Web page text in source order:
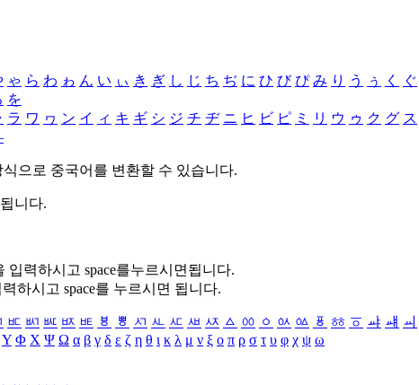
ゃ ら わ ゎ ん い ぃ き ぎ し じ ち ぢ に ひ び ぴ み り う ぅ く ぐ
を
ラ ワ ヮ ン イ ィ キ ギ シ ジ チ ヂ ニ ヒ ビ ピ ミ リ ウ ゥ ク グ ス
으로 중국어를 변환할 수 있습니다.
니다.
입력하시고 space를누르시면됩니다.
하시고 space를 누르시면 됩니다.
ㅳ ㅴ ㅵ ㅶ ㅷ ㅸ ㅹ ㅺ ㅻ ㅼ ㅽ ㅾ ㅿ ㆀ ㆁ ㆂ ㆃ ㆄ ㆅ ㆆ ㆇ ㆈ ㆉ
Υ Φ Χ Ψ Ω α β γ δ ε ζ η θ ι κ λ μ ν ξ ο π ρ σ τ υ φ χ ψ ω